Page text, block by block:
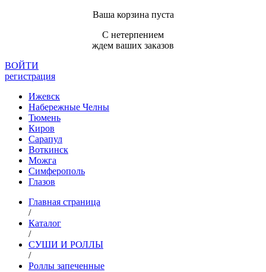
Ваша корзина пуста
С нетерпением
ждем ваших заказов
ВОЙТИ
регистрация
Ижевск
Набережные Челны
Тюмень
Киров
Сарапул
Воткинск
Можга
Симферополь
Глазов
Главная страница
/
Каталог
/
СУШИ И РОЛЛЫ
/
Роллы запеченные